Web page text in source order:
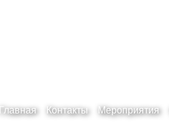
Главная Контакты Мероприятия